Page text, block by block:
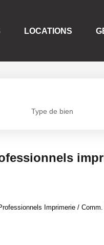
LOCATIONS
Type de bien
Imprimerie /